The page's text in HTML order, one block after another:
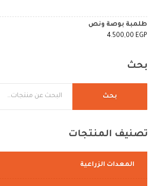
طلمبة بوصة ونص
4.500,00 EGP
بحث
بحث
تصنيف المنتجات
المعدات الزراعية